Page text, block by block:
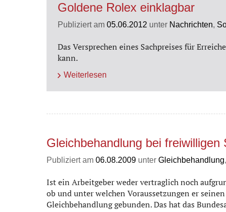
Goldene Rolex einklagbar
Publiziert am 05.06.2012 unter Nachrichten,
Das Versprechen eines Sachpreises für
kann.
Weiterlesen
Gleichbehandlung bei freiwilligen
Publiziert am 06.08.2009 unter Gleichbehandlung,
Ist ein Arbeitgeber weder vertraglich noch
ob und unter welchen Voraussetzungen er
Gleichbehandlung gebunden. Das hat das